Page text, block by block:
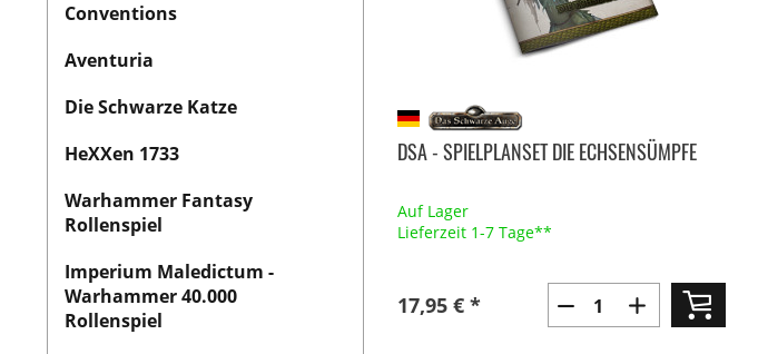
Conventions
Aventuria
Die Schwarze Katze
HeXXen 1733
Warhammer Fantasy
Rollenspiel
Imperium Maledictum -
Warhammer 40.000
Rollenspiel
DSA - SPIELPLANSET DIE ECHSENSÜMPFE
Auf Lager
Lieferzeit 1-7 Tage**
17,95 € *